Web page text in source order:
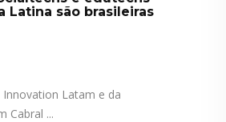
Latina são brasileiras
Latam e da
Cabral